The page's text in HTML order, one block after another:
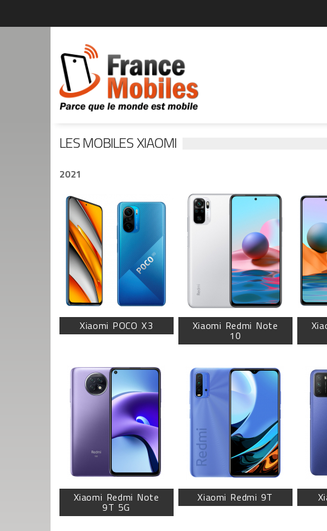
LES MOBILES XIAOMI
2021
Xiaomi POCO X3 Xiaomi Redmi Note
10
Xiaomi Redmi Note
9T 5G
Xiaomi Redmi 9T